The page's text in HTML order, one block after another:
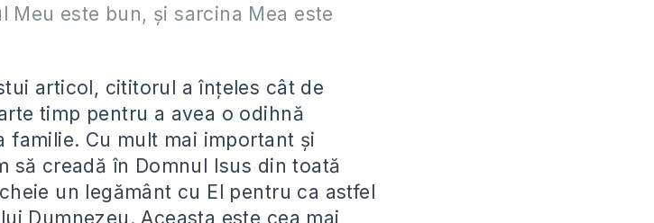
Meu este bun, şi sarcina Mea este
articol, cititorul a înțeles cât de
timp pentru a avea o odihnă
familie. Cu mult mai important şi
să creadă în Domnul Isus din toată
un legământ cu El pentru ca astfel
Dumnezeu. Aceasta este cea mai